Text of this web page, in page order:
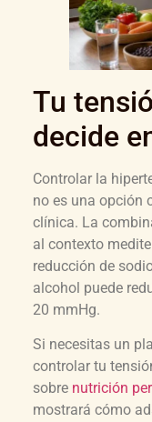
Tu
decide
Controlar la
no es una opción
clínica. La
al contexto
reducción de
alcohol puede
20 mmHg.
Si necesitas un
controlar tu
sobre nutrición
mostrará cómo